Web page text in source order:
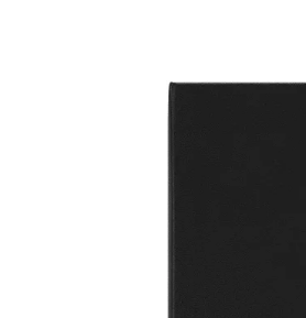
Rikke anbefaler